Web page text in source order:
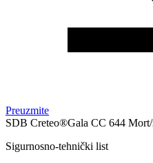
Preuzmite
SDB Creteo®Gala CC 644
Sigurnosno-tehnički list